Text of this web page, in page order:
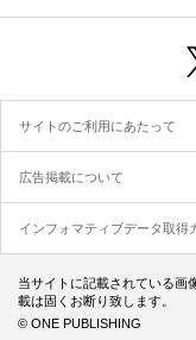
サイトのご利用にあたって
広告掲載について
インフォマティブデータ取得
当サイトに記載されている画
載は固くお断り致します。
© ONE PUBLISHING